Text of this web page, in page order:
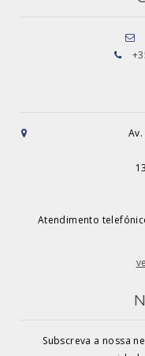
Atendimento
Subscreva a nossa